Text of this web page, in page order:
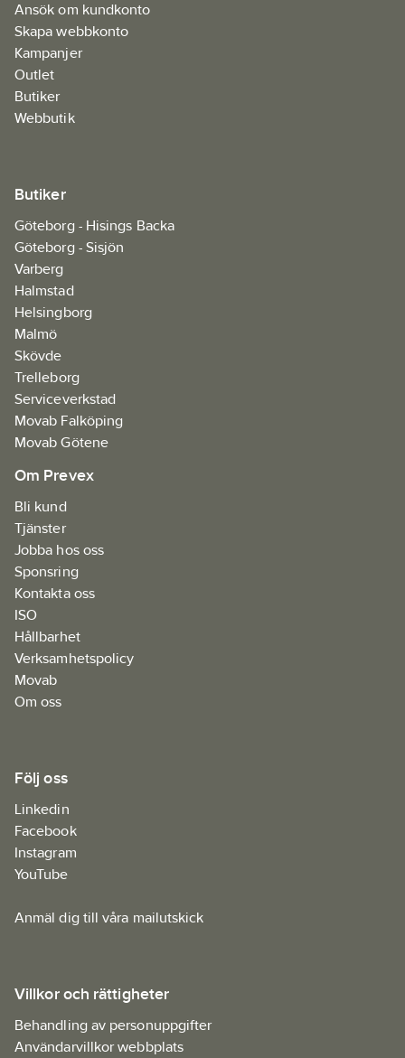
Ansök om kundkonto
Skapa webbkonto
Kampanjer
Outlet
Butiker
Webbutik
Butiker
Göteborg - Hisings Backa
Göteborg - Sisjön
Varberg
Halmstad
Helsingborg
Malmö
Skövde
Trelleborg
Serviceverkstad
Movab Falköping
Movab Götene
Om Prevex
Bli kund
Tjänster
Jobba hos oss
Sponsring
Kontakta oss
ISO
Hållbarhet
Verksamhetspolicy
Movab
Om oss
Följ oss
Linkedin
Facebook
Instagram
YouTube
Anmäl dig till våra mailutskick
Villkor och rättigheter
Behandling av personuppgifter
Användarvillkor webbplats